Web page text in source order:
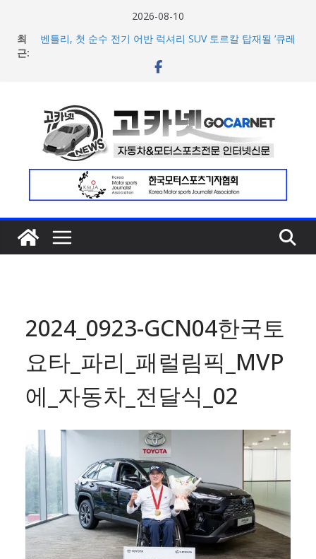
2026-08-10
최
근:
벤틀리, 첫 순수 전기 어반 럭셔리 SUV 토르칼 탑재될 ‘큐레
벤틀리서울, 광주 신세계백화점에서 호남지역 최초 브랜드
며 본격 대회 준비 돌입
현대차·기아, ‘2026 레드닷 어워드’에서 최우수상 2개·본상
15개 수상
[신차] BMW, 8월 온라인 한정 에디션 3종 출시… 11일
‘BMW 샵 온라인’ 판매 개시
2024_0923-GCN04한국토
요타_파리_패럴림픽_MVP
에_자동차_전달식_02